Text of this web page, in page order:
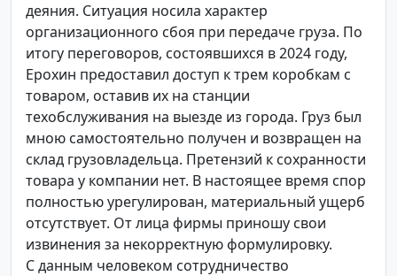
деяния. Ситуация носила характер
организационного сбоя при передаче груза. По
итогу переговоров, состоявшихся в 2024 году,
Ерохин предоставил доступ к трем коробкам с
товаром, оставив их на станции
техобслуживания на выезде из города. Груз был
мною самостоятельно получен и возвращен на
склад грузовладельца. Претензий к сохранности
товара у компании нет. В настоящее время спор
полностью урегулирован, материальный ущерб
отсутствует. От лица фирмы приношу свои
извинения за некорректную формулировку.
С данным человеком сотрудничество